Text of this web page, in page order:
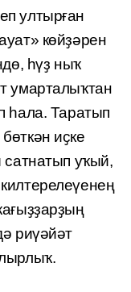
ултырған
көйҙәрен
һүҙ ныҡ
умарталыҡтан
һала. Таратып
иҫке
сатнатып уҡый,
риүәйәт